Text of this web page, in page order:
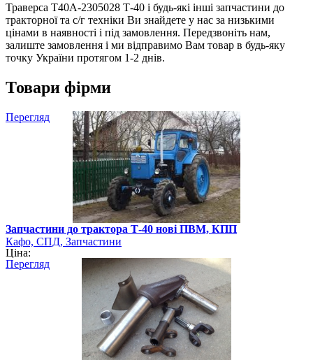
Траверса Т40А-2305028 Т-40 і будь-які інші запчастини до
тракторної та с/г техніки Ви знайдете у нас за низькими
цінами в наявності і під замовлення. Передзвоніть нам,
залиште замовлення і ми відправимо Вам товар в будь-яку
точку України протягом 1-2 днів.
Товари фірми
Перегляд
Запчастини до трактора Т-40 нові ПВМ, КПП
Кафо, СПД, Запчастини
Ціна:
Перегляд